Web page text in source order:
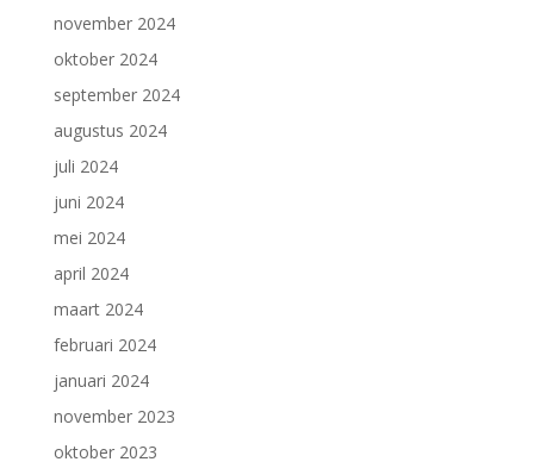
november 2024
oktober 2024
september 2024
augustus 2024
juli 2024
juni 2024
mei 2024
april 2024
maart 2024
februari 2024
januari 2024
november 2023
oktober 2023